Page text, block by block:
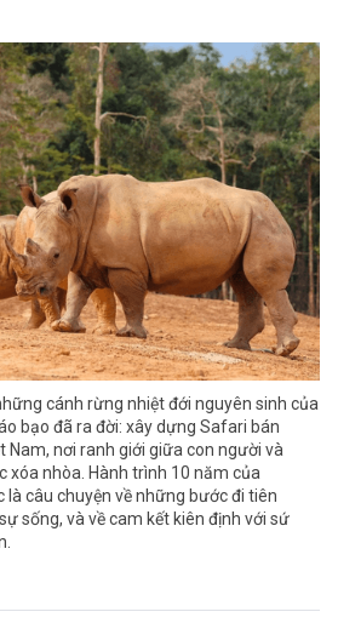
cánh rừng nhiệt đới nguyên sinh của
bạo đã ra đời: xây dựng Safari bán
Nam, nơi ranh giới giữa con người và
xóa nhòa. Hành trình 10 năm của
là câu chuyện về những bước đi tiên
sống, và về cam kết kiên định với sứ